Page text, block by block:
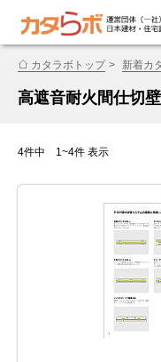
カタラボトップ 新着カ
高遮音耐火間仕切壁
4件中 1~4件 表示